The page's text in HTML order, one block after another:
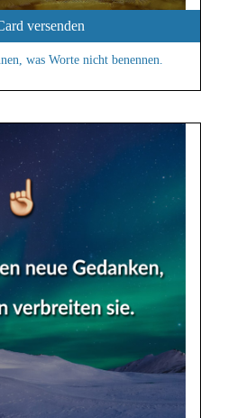
versenden
was Worte nicht benennen.